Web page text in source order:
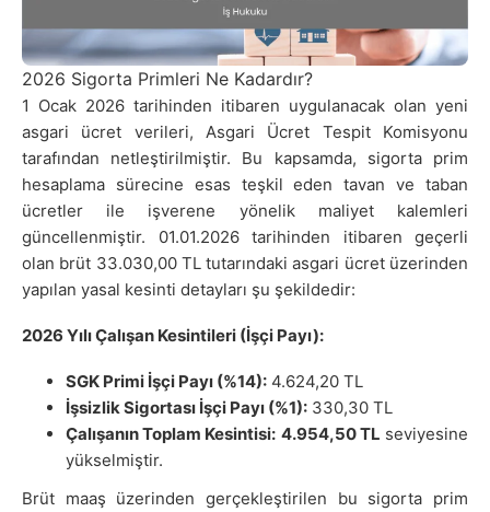
2026 Sigorta Primleri Ne Kadardır?
1 Ocak 2026 tarihinden itibaren uygulanacak olan yeni
asgari ücret verileri, Asgari Ücret Tespit Komisyonu
tarafından netleştirilmiştir. Bu kapsamda, sigorta prim
hesaplama sürecine esas teşkil eden tavan ve taban
ücretler ile işverene yönelik maliyet kalemleri
güncellenmiştir. 01.01.2026 tarihinden itibaren geçerli
olan brüt 33.030,00 TL tutarındaki asgari ücret üzerinden
yapılan yasal kesinti detayları şu şekildedir:
2026 Yılı Çalışan Kesintileri (İşçi Payı):
SGK Primi İşçi Payı (%14): 4.624,20 TL
İşsizlik Sigortası İşçi Payı (%1): 330,30 TL
Çalışanın Toplam Kesintisi: 4.954,50 TL seviyesine
yükselmiştir.
Brüt maaş üzerinden gerçekleştirilen bu sigorta prim